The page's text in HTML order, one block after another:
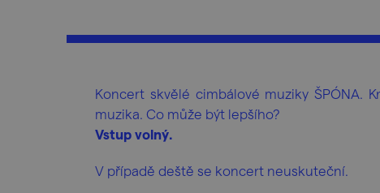
Koncert skvělé cimbálové muziky ŠPÓNA.
muzika. Co může být lepšího?
Vstup volný.
V případě deště se koncert neuskuteční.